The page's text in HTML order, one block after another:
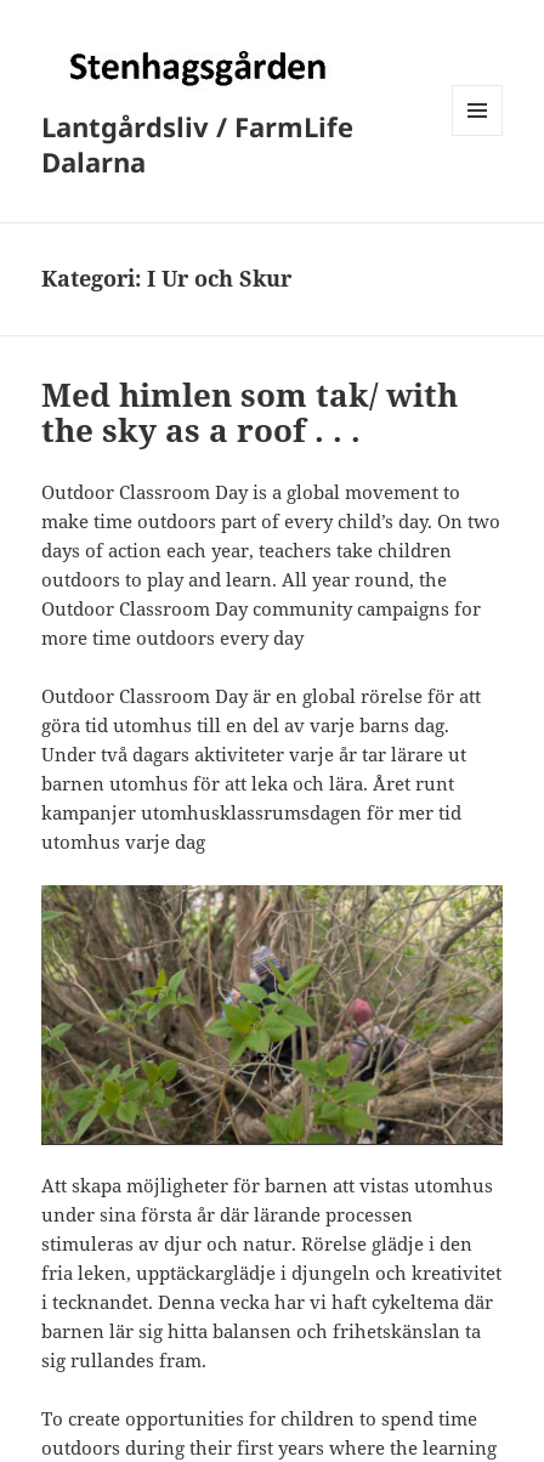
Lantgårdsliv / FarmLife
Dalarna
Kategori:I Ur och Skur
Med himlen som tak/ with
the sky as a roof . . .
Outdoor Classroom Day is a global movement to
make time outdoors part of every child’s day. On two
days of action each year, teachers take children
outdoors to play and learn. All year round, the
Outdoor Classroom Day community campaigns for
more time outdoors every day
Outdoor Classroom Day är en global rörelse för att
göra tid utomhus till en del av varje barns dag.
Under två dagars aktiviteter varje år tar lärare ut
barnen utomhus för att leka och lära. Året runt
kampanjer utomhusklassrumsdagen för mer tid
utomhus varje dag
Att skapa möjligheter för barnen att vistas utomhus
under sina första år där lärande processen
stimuleras av djur och natur. Rörelse glädje i den
fria leken, upptäckarglädje i djungeln och kreativitet
i tecknandet. Denna vecka har vi haft cykeltema där
barnen lär sig hitta balansen och frihetskänslan ta
sig rullandes fram.
To create opportunities for children to spend time
outdoors during their first years where the learning